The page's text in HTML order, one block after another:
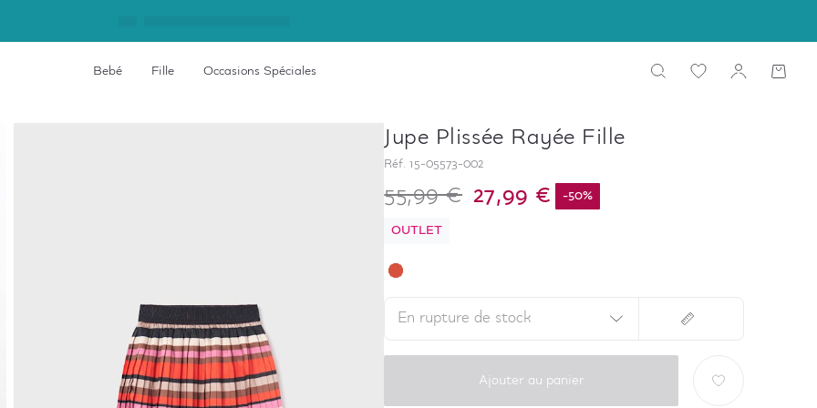
Bebé Fille Occasions Spéciales
Jupe Plissée Rayée Fille
Réf. 15-05573-002
55,99 € 27,99 € -50%
OUTLET
En rupture de stock
Ajouter au panier